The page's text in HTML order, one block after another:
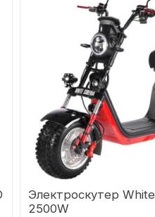
Электроскутер
2500W